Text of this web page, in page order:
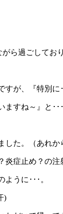
ら過ごしてお
が、『特別
すね～』と･･･
た。（あれ
症止め？の注
うに･･･。
)